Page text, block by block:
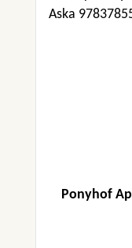
Ponyhof